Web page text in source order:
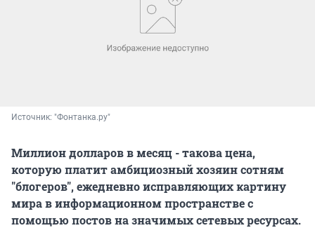
Источник: "Фонтанка.ру"
Миллион долларов в месяц - такова цена,
которую платит амбициозный хозяин сотням
"блогеров", ежедневно исправляющих картину
мира в информационном пространстве с
помощью постов на значимых сетевых ресурсах.